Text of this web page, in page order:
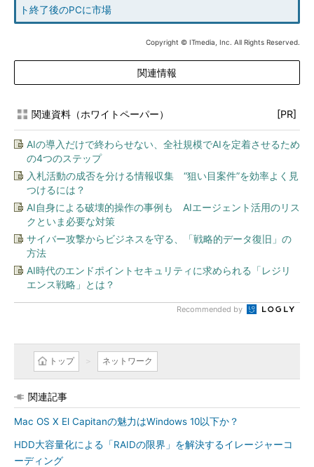
ト終了後のPCに市場
Copyright © ITmedia, Inc. All Rights Reserved.
関連情報
関連資料（ホワイトペーパー） [PR]
AIの導入だけで終わらせない、全社規模でAIを定着させるため
の4つのステップ
入札活動の成否を分ける情報収集 “狙い目案件”を効率よく見
つけるには？
AI自身による破壊的操作の事例も AIエージェント活用のリス
クといま必要な対策
サイバー攻撃からビジネスを守る、「戦略的データ復旧」の
方法
AI時代のエンドポイントセキュリティに求められる「レジリ
エンス戦略」とは？
Recommended by
トップ ネットワーク
関連記事
Mac OS X El Capitanの魅力はWindows 10以下か？
HDD大容量化による「RAIDの限界」を解決するイレージャーコ
ーディング